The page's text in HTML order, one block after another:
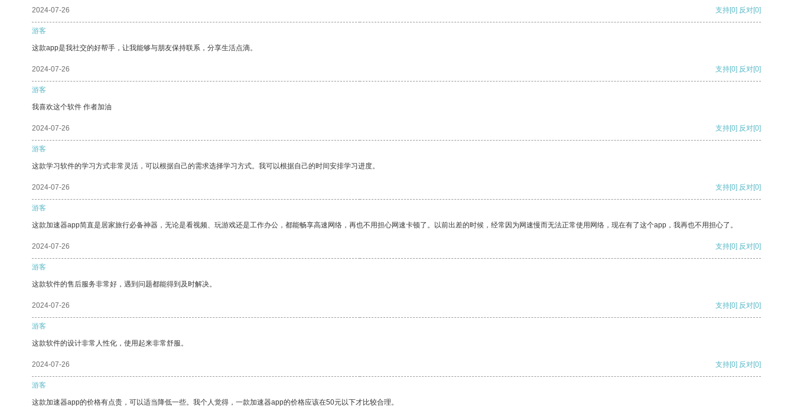
2024-07-26 支持[0] 反对[0]
游客
这款app是我社交的好帮手，让我能够与朋友保持联系，分享生活点滴。
2024-07-26 支持[0] 反对[0]
游客
我喜欢这个软件 作者加油
2024-07-26 支持[0] 反对[0]
游客
这款学习软件的学习方式非常灵活，可以根据自己的需求选择学习方式。我可以根据自己的时间安排学习进度。
2024-07-26 支持[0] 反对[0]
游客
这款加速器app简直是居家旅行必备神器，无论是看视频、玩游戏还是工作办公，都能畅享高速网络，再也不用担心网速卡顿了。以前出差的时候，经常因为网速慢而无法正常使用网络，现在有了这个app，我再也不用担心了。
2024-07-26 支持[0] 反对[0]
游客
这款软件的售后服务非常好，遇到问题都能得到及时解决。
2024-07-26 支持[0] 反对[0]
游客
这款软件的设计非常人性化，使用起来非常舒服。
2024-07-26 支持[0] 反对[0]
游客
这款加速器app的价格有点贵，可以适当降低一些。我个人觉得，一款加速器app的价格应该在50元以下才比较合理。